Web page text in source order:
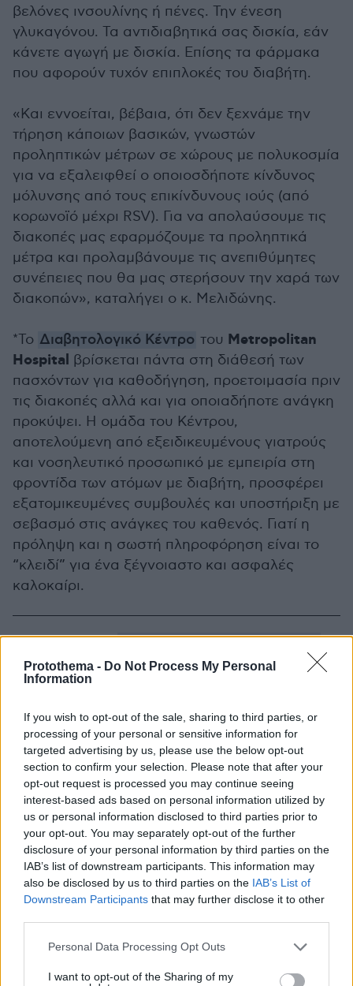
Protothema - Do Not Process My Personal
Information
If you wish to opt-out of the sale, sharing to third parties, or
processing of your personal or sensitive information for
targeted advertising by us, please use the below opt-out
section to confirm your selection. Please note that after your
opt-out request is processed you may continue seeing
interest-based ads based on personal information utilized by
us or personal information disclosed to third parties prior to
your opt-out. You may separately opt-out of the further
disclosure of your personal information by third parties on the
IAB’s list of downstream participants. This information may
also be disclosed by us to third parties on the IAB’s List of
Downstream Participants that may further disclose it to other
Please note that this website/app uses one or more Google
not limited to your visit or usage behaviour. You may click to
Personal Data Processing Opt Outs
I want to opt-out of the Sharing of my
βελόνες ινσουλίνης ή πένες. Την ένεση
γλυκαγόνου. Τα αντιδιαβητικά σας δισκία, εάν
κάνετε αγωγή με δισκία. Επίσης τα φάρμακα
που αφορούν τυχόν επιπλοκές του διαβήτη.
«Και εννοείται, βέβαια, ότι δεν ξεχνάμε την
τήρηση κάποιων βασικών, γνωστών
προληπτικών μέτρων σε χώρους με πολυκοσμία
για να εξαλειφθεί ο οποιοσδήποτε κίνδυνος
μόλυνσης από τους επικίνδυνους ιούς (από
κορωνοϊό μέχρι RSV). Για να απολαύσουμε τις
διακοπές μας εφαρμόζουμε τα προληπτικά
μέτρα και προλαμβάνουμε τις ανεπιθύμητες
συνέπειες που θα μας στερήσουν την χαρά των
διακοπών», καταλήγει ο κ. Μελιδώνης.
*Το Διαβητολογικό Κέντρο του Metropolitan
Hospital βρίσκεται πάντα στη διάθεσή των
πασχόντων για καθοδήγηση, προετοιμασία πριν
τις διακοπές αλλά και για οποιαδήποτε ανάγκη
προκύψει. Η ομάδα του Κέντρου,
αποτελούμενη από εξειδικευμένους γιατρούς
και νοσηλευτικό προσωπικό με εμπειρία στη
φροντίδα των ατόμων με διαβήτη, προσφέρει
εξατομικευμένες συμβουλές και υποστήριξη με
σεβασμό στις ανάγκες του καθενός. Γιατί η
πρόληψη και η σωστή πληροφόρηση είναι το
“κλειδί” για ένα ξέγνοιαστο και ασφαλές
καλοκαίρι.
Thema Insights
Ακολουθήστε τοprotothema.gr στο Google News
και μάθετε πρώτοι όλες τις ειδήσεις
και τον Κόσμο, τη στιγμή που συμβαίνουν, στο
Protothema.gr